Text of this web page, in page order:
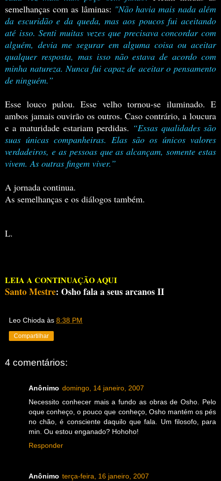
semelhanças com as lâminas: "Não havia mais nada além
da escuridão e da queda, mas aos poucos fui aceitando
até isso.Senti muitas vezes que precisava concordar com
alguém, devia me segurar em alguma coisa ou aceitar
qualquer resposta, mas isso não estava de acordo com
minha natureza. Nunca fui capaz de aceitar o pensamento
de ninguém.”
Esse louco pulou. Esse velho tornou-se iluminado. E
ambos jamais ouvirão os outros. Caso contrário, a loucura
e a maturidade estariam perdidas. “Essas qualidades são
suas únicas companheiras. Elas são os únicos valores
verdadeiros, e as pessoas que as alcançam, somente estas
vivem. As outras fingem viver.”
A jornada continua.
As semelhanças e os diálogos também.
L.
LEIA A CONTINUAÇÃO AQUI
Santo Mestre: Osho fala a seus arcanos II
Leo Chioda às 8:38 PM
Compartilhar
4 comentários:
Anônimo domingo, 14 janeiro, 2007
Necessito conhecer mais a fundo as obras de Osho. Pelo
oque conheço, o pouco que conheço, Osho mantém os pés
no chão, é consciente daquilo que fala. Um filosofo, para
min. Ou estou enganado? Hohoho!
Responder
Anônimo terça-feira, 16 janeiro, 2007